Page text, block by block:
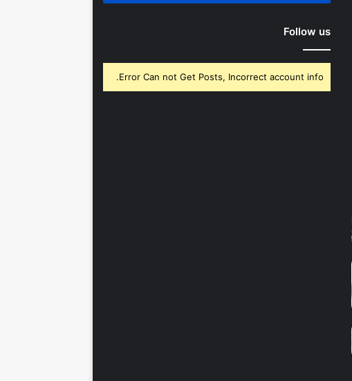
Follow us
Error Can not Get Posts, Incorrect account info.